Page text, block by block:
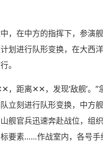
，在中方的指挥下，参演
划进行队形变换，在大西
。
，距离✕✕，发现‘敌舰’。”
立刻进行队形变换，中方
舰官兵迅速奔赴战位，组
要素……作战室内，各号手